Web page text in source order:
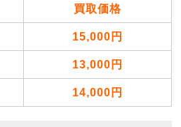
買取価格
15,000円
13,000円
14,000円